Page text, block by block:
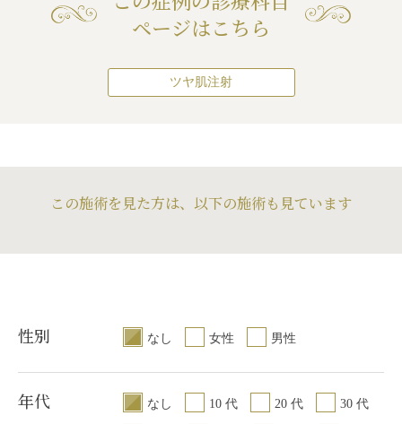
ページはこちら
ツヤ肌注射
この施術を見た方は、以下の施術も見ています
性別 なし 女性 男性
年代 なし 10 代 20 代 30 代